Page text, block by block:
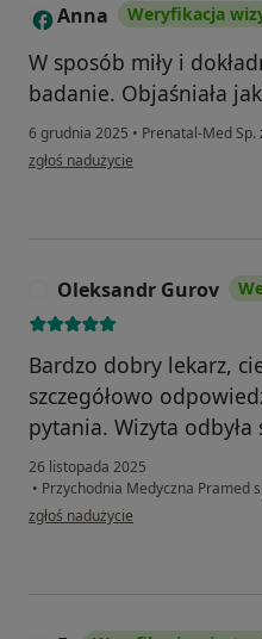
A Anna Weryfikacja
W sposób miły i
badanie. Objaśniała
6 grudnia 2025 • Prenatal-Med Sp.
w opinii użytkownika Anna
zgłoś nadużycie
Oleksandr Gurov
Bardzo dobry lekarz,
szczegółowo
pytania. Wizyta
26 listopada 2025
• Przychodnia Medyczna Pramed
w opinii użytkownika Oleksandr
zgłoś nadużycie